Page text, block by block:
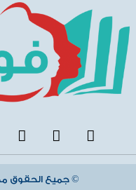
جميع الحقوق محفوظة لدي مكتبة فور ريد ©